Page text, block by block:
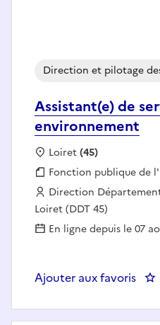
Assistant(e) de
environnement
Direction et pilotage
Localisation :
Loiret(45)
Fonction publique :
Fonction publique de
Employeur :
Direction
Loiret (DDT 45)
En ligne depuis le 07
Ajouter aux favoris :